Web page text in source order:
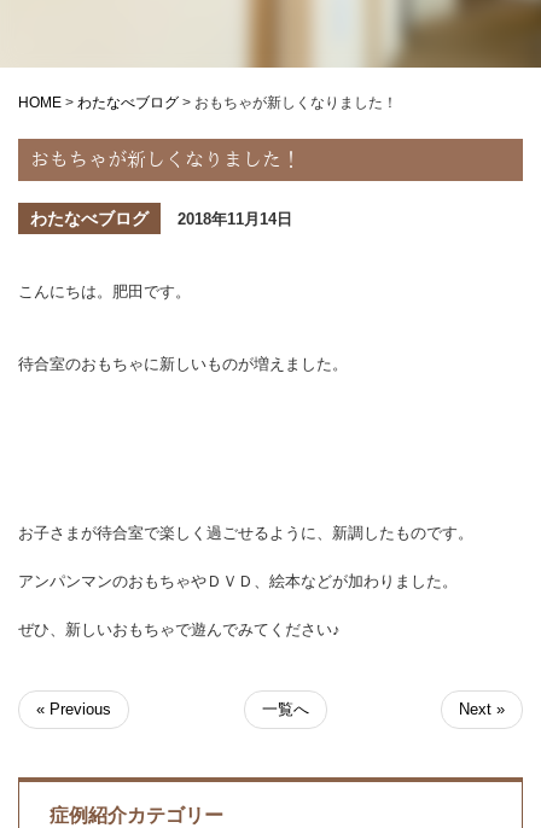
HOME > わたなべブログ > おもちゃが新しくなりました！
おもちゃが新しくなりました！
わたなべブログ 2018年11月14日
こんにちは。肥田です。
待合室のおもちゃに新しいものが増えました。
お子さまが待合室で楽しく過ごせるように、新調したものです。
アンパンマンのおもちゃやＤＶＤ、絵本などが加わりました。
ぜひ、新しいおもちゃで遊んでみてください♪
« Previous 一覧へ Next »
症例紹介カテゴリー